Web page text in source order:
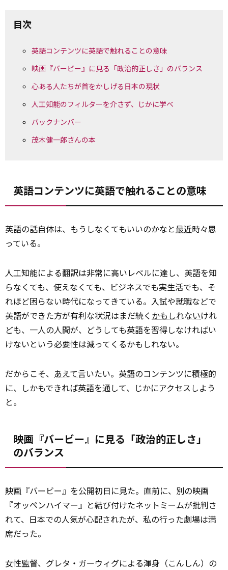
目次
英語コンテンツに英語で触れることの意味
映画『バービー』に見る「政治的正しさ」のバランス
心ある人たちが首をかしげる日本の現状
人工知能のフィルターを介さず、じかに学べ
バックナンバー
茂木健一郎さんの本
英語コンテンツに英語で触れることの意味
英語の話自体は、もうしなくてもいいのかなと最近時々思
っている。
人工知能による翻訳は非常に高いレベルに達し、英語を知
らなくても、使えなくても、ビジネスでも実生活でも、そ
れほど困らない時代になってきている。入試や就職などで
英語ができた方が有利な状況はまだ続く かもしれないけれ
ども、一人の人間が、どうしても英語を習得しなければい
けないという必要性は減ってくるかもしれない。
だからこそ、 あえて言いたい。英語のコンテンツに積極的
に、しかもできれば英語を通して、じかにアクセスしよう
と。
映画『バービー』に見る「政治的正しさ」
のバランス
映画 『バービー』を公開初日に見た。直前に、別の映画
『オッペンハイマー』と結び付けたネットミームが批判さ
れて、日本での人気が心配されたが、私の行った劇場は満
席だった。
女性監督、グレタ・ガーウィグによる渾身（こんしん）の